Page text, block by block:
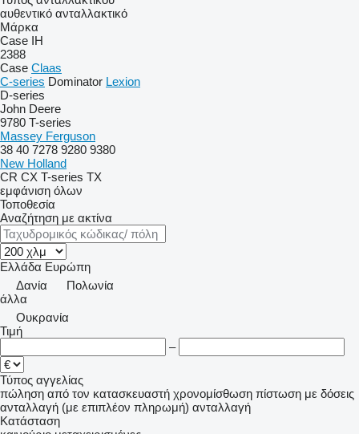
αυθεντικό ανταλλακτικό
Μάρκα
Case IH
2388
Case Claas
C-series Dominator Lexion
D-series
John Deere
9780 T-series
Massey Ferguson
38 40 7278 9280 9380
New Holland
CR CX T-series TX
εμφάνιση όλων
Τοποθεσία
Αναζήτηση με ακτίνα
Ελλάδα Ευρώπη
Δανία
Πολωνία
άλλα
Ουκρανία
Τιμή
–
Τύπος αγγελίας
πώληση από τον κατασκευαστή χρονομίσθωση πίστωση με δόσεις
ανταλλαγή (με επιπλέον πληρωμή) ανταλλαγή
Κατάσταση